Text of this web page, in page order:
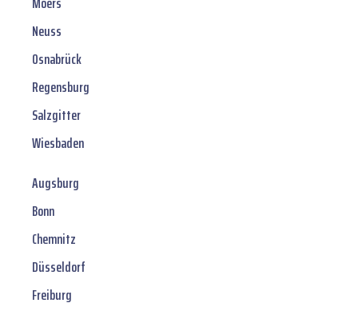
Neuss
Osnabrück
Regensburg
Salzgitter
Wiesbaden
Augsburg
Bonn
Chemnitz
Düsseldorf
Freiburg